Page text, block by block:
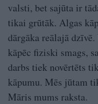
valsti, bet sajūta ir
tikai grūtāk. Algas
dārgāka reālajā
kāpēc fiziski smags,
darbs tiek novērtēts
kāpumu. Mēs jūtam
Māris mums raksta.